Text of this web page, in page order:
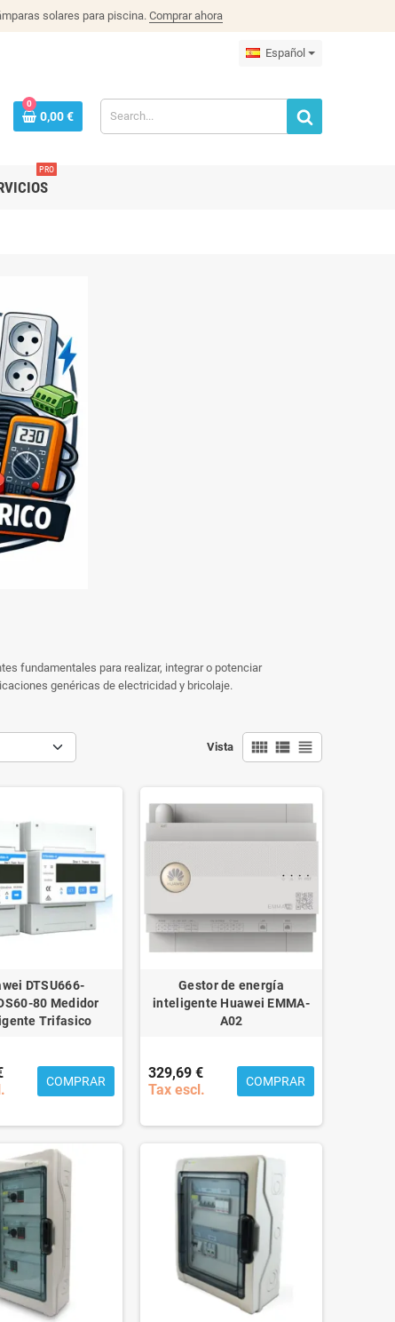
solares para piscina.Comprar ahora
Español
0
0,00 €
PRO
fundamentales para realizar, integrar o potenciar
genéricas de electricidad y bricolaje.
Vista view_comfy view_list view_headline
DTSU666-
80 Medidor
Trifasico
COMPRAR
Gestor de energía
inteligente Huawei EMMA-
A02
329,69 €
Tax escl.
COMPRAR